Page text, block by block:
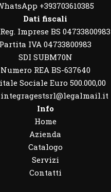
+393703610385
Dati fiscali
Imprese BS 04733800983
Partita IVA 04733800983
SDI SUBM70N
Numero REA BS-637640
Sociale Euro 500.000,00
integragestsrl@legalmail.it
Info
Home
Azienda
Catalogo
Servizi
Contatti